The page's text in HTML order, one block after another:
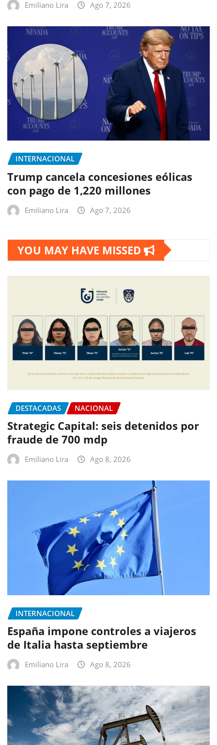
Emiliano Lira Ago 7, 2026
INTERNACIONAL
Trump cancela concesiones eólicas
con pago de 1,220 millones
Emiliano Lira Ago 7, 2026
YOU MAY HAVE MISSED
DESTACADAS NACIONAL
Strategic Capital: seis detenidos por
fraude de 700 mdp
Emiliano Lira Ago 8, 2026
INTERNACIONAL
España impone controles a viajeros
de Italia hasta septiembre
Emiliano Lira Ago 8, 2026